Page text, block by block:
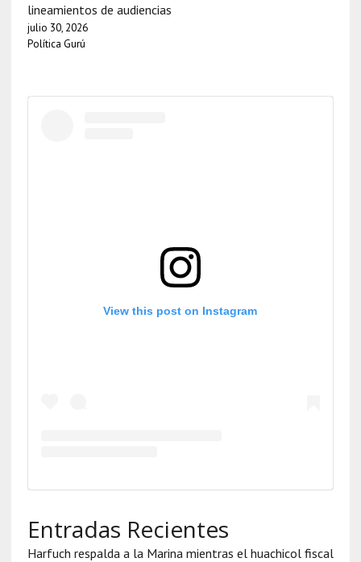
lineamientos de audiencias
julio 30, 2026
Política Gurú
View this post on Instagram
Entradas Recientes
Harfuch respalda a la Marina mientras el huachicol fiscal